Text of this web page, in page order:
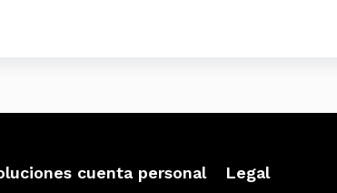
cuenta personal Legal